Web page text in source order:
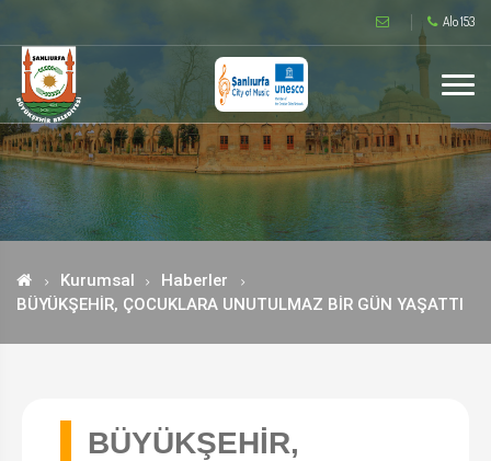
Alo 153
Kurumsal
Haberler
BÜYÜKŞEHİR, ÇOCUKLARA UNUTULMAZ BİR GÜN YAŞATTI
BÜYÜKŞEHİR,